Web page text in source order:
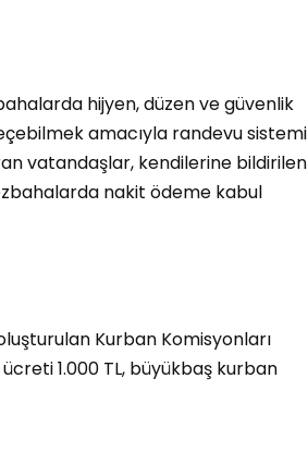
hijyen, düzen ve güvenlik
amacıyla randevu sistemi
vatandaşlar, kendilerine bildirilen
nakit ödeme kabul
Kurban Komisyonları
1.000 TL, büyükbaş kurban